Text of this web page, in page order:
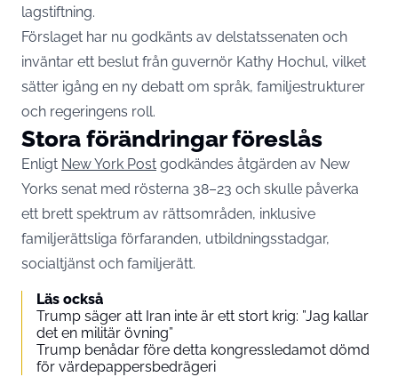
lagstiftning.
Förslaget har nu godkänts av delstatssenaten och
inväntar ett beslut från guvernör Kathy Hochul, vilket
sätter igång en ny debatt om språk, familjestrukturer
och regeringens roll.
Stora förändringar föreslås
Enligt New York Post godkändes åtgärden av New
Yorks senat med rösterna 38–23 och skulle påverka
ett brett spektrum av rättsområden, inklusive
familjerättsliga förfaranden, utbildningsstadgar,
socialtjänst och familjerätt.
Läs också
Trump säger att Iran inte är ett stort krig: ”Jag kallar
det en militär övning”
Trump benådar före detta kongressledamot dömd
för värdepappersbedrägeri